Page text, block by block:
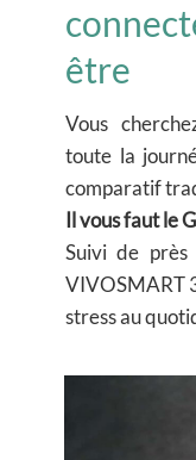
être
Vous
toute la
comparatif
Il vous faut le
Suivi de
VIVOSMART
stress au